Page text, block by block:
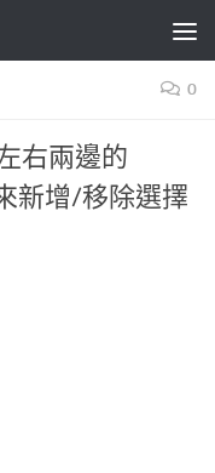
0
右兩邊的
新增/移除選擇